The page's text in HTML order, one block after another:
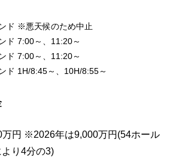
ド ※悪天候のため中止
ド 7:00～、11:20～
ド 7:00～、11:20～
ド 1H/8:45～、10H/8:55～
万円 ※2026年は9,000万円(54ホール
り4分の3)